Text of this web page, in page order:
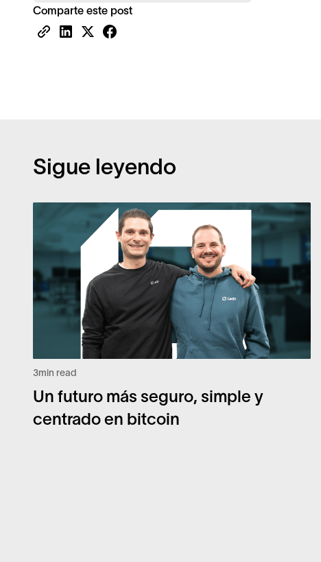
Comparte este post
Sigue leyendo
3min read
Un futuro más seguro, simple y
centrado en bitcoin